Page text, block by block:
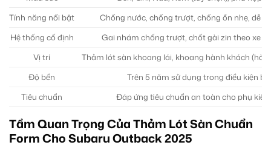
Tính năng nổi bật
Chống nước, chống trượt, chống ồn nhẹ, dễ
Hệ thống cố định
Gai nhám chống trượt, chốt gài zin theo xe
Vị trí
Thảm lót sàn khoang lái, khoang hành khách (hàng
Độ bền
Trên 5 năm sử dụng trong điều kiện
Tiêu chuẩn
Đáp ứng tiêu chuẩn an toàn cho phụ
Tầm Quan Trọng Của Thảm Lót Sàn Chuẩn
Form Cho Subaru Outback 2025